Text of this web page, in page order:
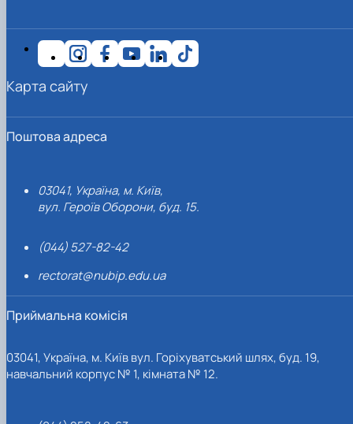
Поштова адреса
03041, Україна, м. Київ,
вул. Героїв Оборони, буд. 15.
(044) 527-82-42
rectorat@nubip.edu.ua
Приймальна комісія
03041, Україна, м. Київ вул. Горіхуватський шлях, буд. 19,
навчальний корпус № 1, кімната № 12.
Карта сайту